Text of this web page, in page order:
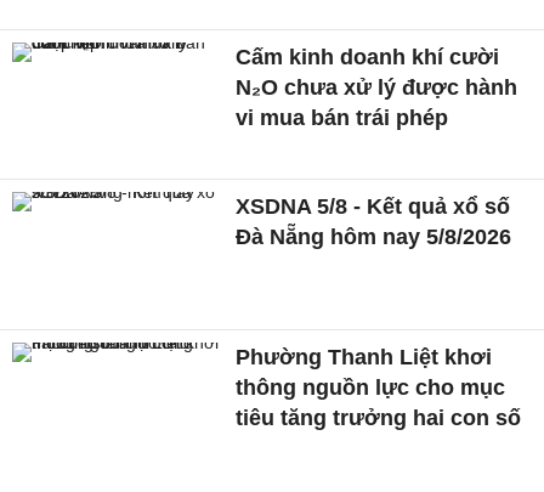
Cấm kinh doanh khí cười
N₂O chưa xử lý được hành
vi mua bán trái phép
XSDNA 5/8 - Kết quả xổ số
Đà Nẵng hôm nay 5/8/2026
Phường Thanh Liệt khơi
thông nguồn lực cho mục
tiêu tăng trưởng hai con số